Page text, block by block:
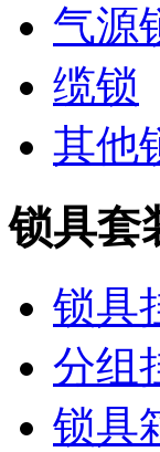
气源
缆锁
其他
锁具套
锁具
分组
锁具